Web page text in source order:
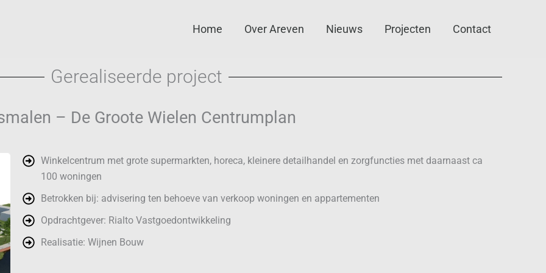
Home Over Areven Nieuws Projecten Contact
Gerealiseerde project
– De Groote Wielen Centrumplan
Winkelcentrum met grote supermarkten, horeca, kleinere detailhandel en zorgfuncties met daarnaast ca
100 woningen
Betrokken bij: advisering ten behoeve van verkoop woningen en appartementen
Opdrachtgever: Rialto Vastgoedontwikkeling
Realisatie: Wijnen Bouw